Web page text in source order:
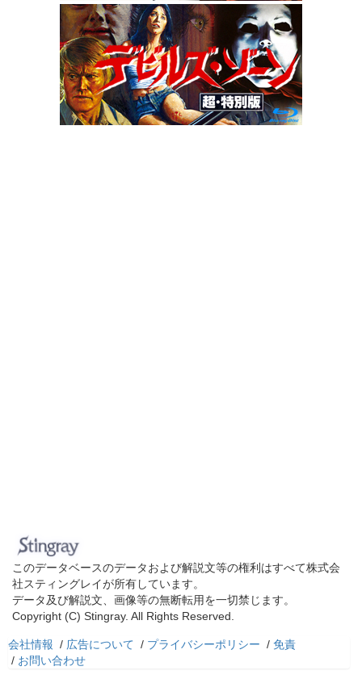
このデータベースのデータおよび解説文等の権利はすべて株式会
社スティングレイが所有しています。
データ及び解説文、画像等の無断転用を一切禁じます。
Copyright (C) Stingray. All Rights Reserved.
会社情報 / 広告について / プライバシーポリシー / 免責
/ お問い合わせ